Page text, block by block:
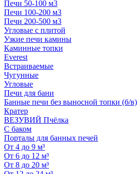
Печи 50-100 м3
Печи 100-200 м3
Печи 200-500 м3
Угловые с плитой
Узкие печи камины
Каминные топки
Everest
Встраиваемые
Чугунные
Угловые
Печи для бани
Банные печи без выносной топки (б/в)
Кратер
ВЕЗУВИЙ Пчёлка
С баком
Порталы для банных печей
От 4 до 9 м³
От 6 до 12 м³
От 8 до 20 м³